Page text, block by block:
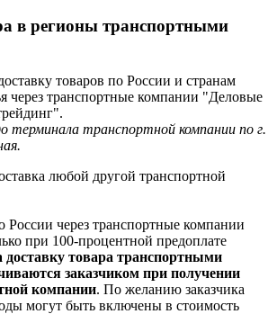
в регионы транспортными
товаров по России и странам
через транспортные компании "Деловые
терминала транспортной компании по г.
любой другой транспортной
России через транспортные компании
при 100-процентной предоплате
доставку товара транспортными
заказчиком при получении
компании. По желанию заказчика
могут быть включены в стоимость